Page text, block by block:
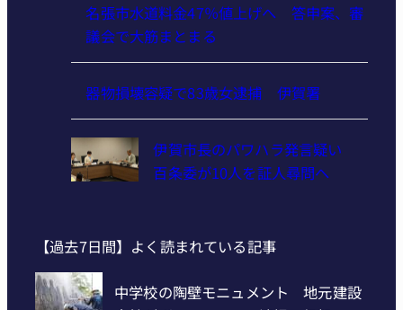
名張市水道料金47％値上げへ 答申案、審
議会で大筋まとまる
器物損壊容疑で83歳女逮捕 伊賀署
伊賀市長のパワハラ発言疑い
百条委が10人を証人尋問へ
【過去7日間】よく読まれている記事